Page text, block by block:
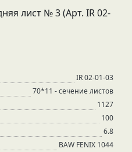
лист № 3 (Арт. IR 02-
IR 02-01-03
70*11 - сечение листов
1127
100
6.8
BAW FENIX 1044